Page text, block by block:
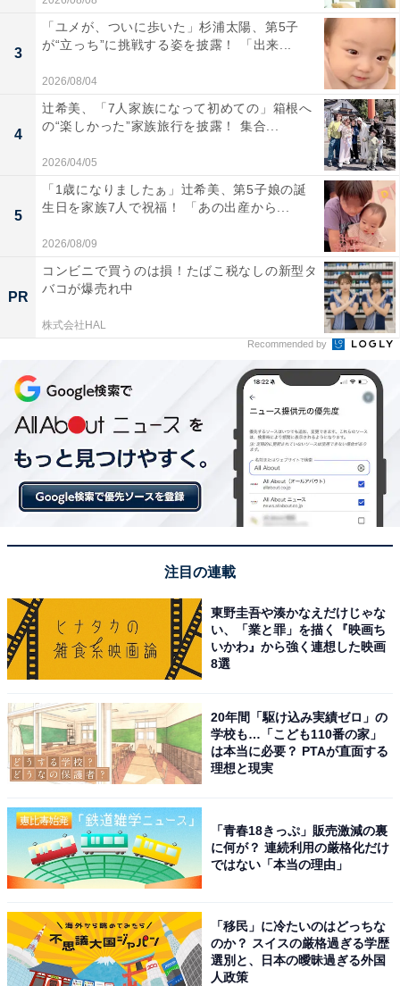
3
「ユメが、ついに歩いた」杉浦太陽、第5子
が“立っち”に挑戦する姿を披露！ 「出来...
2026/08/04
4
辻希美、「7人家族になって初めての」箱根へ
の“楽しかった”家族旅行を披露！ 集合...
2026/04/05
5
「1歳になりましたぁ」辻希美、第5子娘の誕
生日を家族7人で祝福！ 「あの出産から...
2026/08/09
PR
コンビニで買うのは損！たばこ税なしの新型タ
バコが爆売れ中
株式会社HAL
Recommended by
注目の連載
東野圭吾や湊かなえだけじゃな
い、「業と罪」を描く『映画ち
いかわ』から強く連想した映画
8選
20年間「駆け込み実績ゼロ」の
学校も…「こども110番の家」
は本当に必要？ PTAが直面する
理想と現実
「青春18きっぷ」販売激減の裏
に何が？ 連続利用の厳格化だけ
ではない「本当の理由」
「移民」に冷たいのはどっちな
のか？ スイスの厳格過ぎる学歴
選別と、日本の曖昧過ぎる外国
人政策